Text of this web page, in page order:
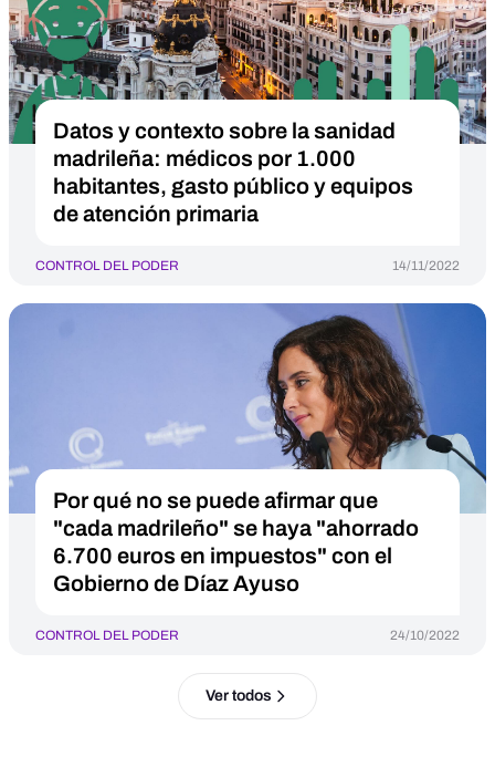
Datos y contexto sobre la sanidad
madrileña: médicos por 1.000
habitantes, gasto público y equipos
de atención primaria
CONTROL DEL PODER 14/11/2022
Por qué no se puede afirmar que
"cada madrileño" se haya "ahorrado
6.700 euros en impuestos" con el
Gobierno de Díaz Ayuso
CONTROL DEL PODER 24/10/2022
Ver todos